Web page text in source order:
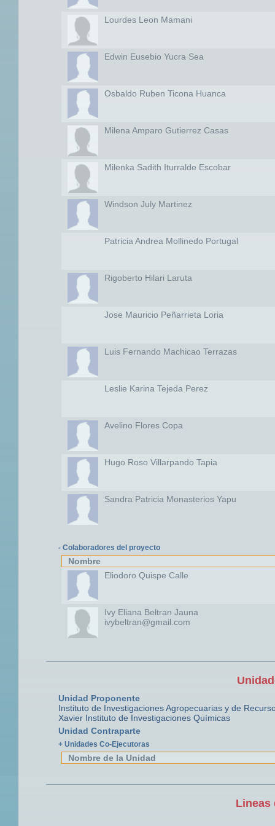
Lourdes Leon Mamani
Edwin Eusebio Yucra Sea
Osbaldo Ruben Ticona Huanca
Milena Amparo Gutierrez Casas
Milenka Sadith Iturralde Escobar
Windson July Martinez
Patricia Andrea Mollinedo Portugal
Rigoberto Hilari Laruta
Jose Mauricio Peñarrieta Loria
Luis Fernando Machicao Terrazas
Leslie Karina Tejeda Perez
Avelino Flores Copa
Hugo Roso Villarpando Tapia
Sandra Patricia Monasterios Yapu
- Colaboradores del proyecto
Nombre
Eliodoro Quispe Calle
Ivy Eliana Beltran Jauna
ivybeltran@gmail.com
Unidad Proponente
Instituto de Investigaciones Agropecuarias y de
Xavier Instituto de Investigaciones Químicas
Unidad Contraparte
+ Unidades Co-Ejecutoras
Nombre de la Unidad
Lineas